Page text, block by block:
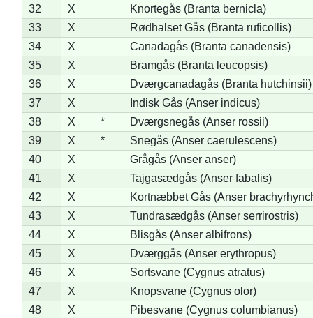
32
X
Knortegås (Branta bernicla)
33
X
Rødhalset Gås (Branta ruficollis)
34
X
Canadagås (Branta canadensis)
35
X
Bramgås (Branta leucopsis)
36
X
Dværgcanadagås (Branta hutchinsii)
37
X
Indisk Gås (Anser indicus)
38
X *
Dværgsnegås (Anser rossii)
39
X *
Snegås (Anser caerulescens)
40
X
Grågås (Anser anser)
41
X
Tajgasædgås (Anser fabalis)
42
X
Kortnæbbet Gås (Anser
43
X
Tundrasædgås (Anser serrirostris)
44
X
Blisgås (Anser albifrons)
45
X
Dværggås (Anser erythropus)
46
X
Sortsvane (Cygnus atratus)
47
X
Knopsvane (Cygnus olor)
48
X
Pibesvane (Cygnus columbianus)